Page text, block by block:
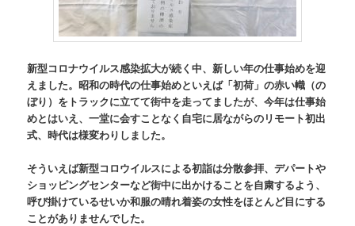
新型コロナウイルス感染拡大が続く中、新しい年の仕事始めを迎
えました。昭和の時代の仕事始めといえば「初荷」の赤い幟（の
ぼり）をトラックに立てて街中を走ってましたが、今年は仕事始
めとはいえ、一堂に会すことなく自宅に居ながらのリモート初出
式、時代は様変わりしました。
そういえば新型コロウイルスによる初詣は分散参拝、デパートや
ショッピングセンターなど街中に出かけることを自粛するよう、
呼び掛けているせいか和服の晴れ着姿の女性をほとんど目にする
ことがありませんでした。